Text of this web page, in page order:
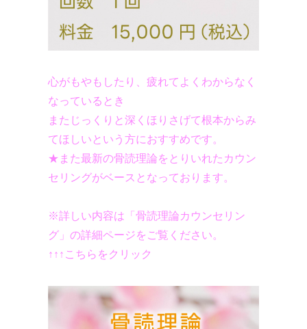
心がもやもしたり、疲れてよくわからなく
なっているとき​
​​またじっくりと深くほりさげて根本からみ
てほしいという方におすすめです。​
​​★また最新の骨読理論をとりいれたカウン
セリングがベースとなっております。​
※詳しい内容は「骨読理論カウンセリン
グ」の詳細ページをご覧ください。
↑↑↑こちらをクリック